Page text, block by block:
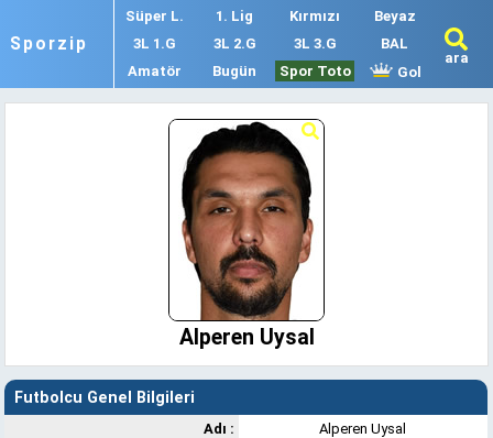
Sporzip
Süper L. 1. Lig Kırmızı
Beyaz
3L 1.G
3L 2.G 3L 3.G
BAL
Amatör
Bugün Spor Toto Gol
ara
Alperen Uysal
Futbolcu Genel Bilgileri
Adı :
Alperen Uysal